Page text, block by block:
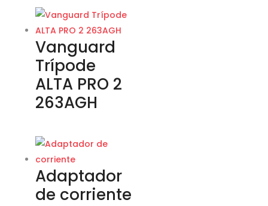
Vanguard
Trípode
ALTA PRO 2
263AGH
Adaptador
de corriente